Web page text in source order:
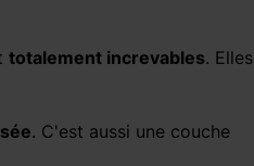
totalement increvables. Elles
. C'est aussi une couche